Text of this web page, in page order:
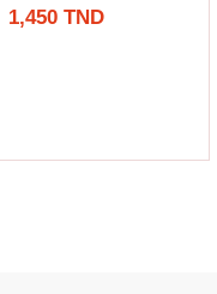
1,450 TND